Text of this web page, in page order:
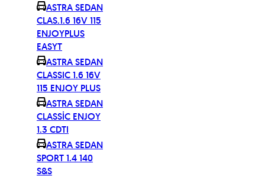
ASTRA SEDAN
CLAS.1.6 16V 115
ENJOYPLUS
EASYT
ASTRA SEDAN
CLASSIC 1.6 16V
115 ENJOY PLUS
ASTRA SEDAN
CLASSİC ENJOY
1.3 CDTI
ASTRA SEDAN
SPORT 1.4 140
S&S